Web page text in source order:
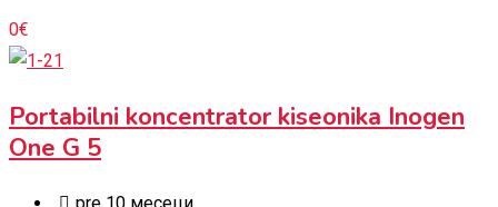
0€
Portabilni koncentrator kiseonika Inogen
One G 5
pre 10 месеци